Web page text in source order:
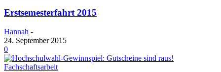
Erstsemesterfahrt 2015
Hannah -
24. September 2015
0
Fachschaftsarbeit